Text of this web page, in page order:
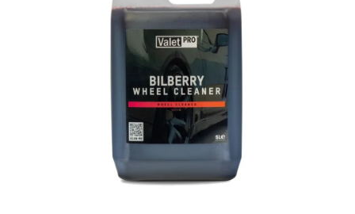
DÁRKOVÉ SADY A POUKAZY